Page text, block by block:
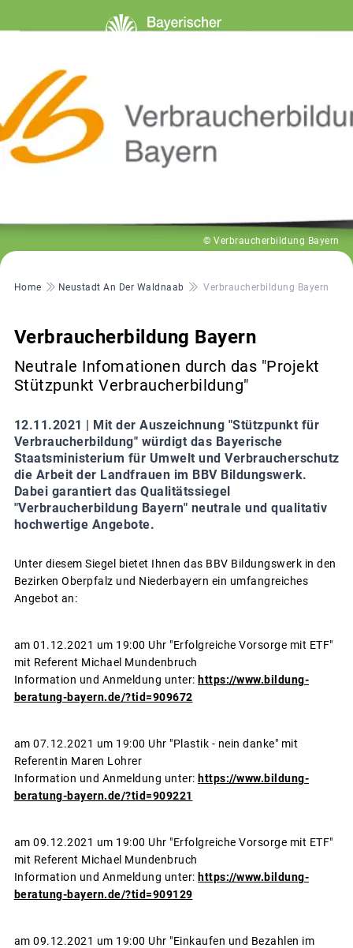
© Verbraucherbildung Bayern
Pfadnavigation
Home Neustadt An Der Waldnaab Verbraucherbildung Bayern
Verbraucherbildung Bayern
Neutrale Infomationen durch das "Projekt
Stützpunkt Verbraucherbildung"
12.11.2021 | Mit der Auszeichnung "Stützpunkt für
Verbraucherbildung" würdigt das Bayerische
Staatsministerium für Umwelt und Verbraucherschutz
die Arbeit der Landfrauen im BBV Bildungswerk.
Dabei garantiert das Qualitätssiegel
"Verbraucherbildung Bayern" neutrale und qualitativ
hochwertige Angebote.
Unter diesem Siegel bietet Ihnen das BBV Bildungswerk in den
Bezirken Oberpfalz und Niederbayern ein umfangreiches
Angebot an:
am 01.12.2021 um 19:00 Uhr "Erfolgreiche Vorsorge mit ETF"
mit Referent Michael Mundenbruch
Information und Anmeldung unter: https://www.bildung-
beratung-bayern.de/?tid=909672
am 07.12.2021 um 19:00 Uhr "Plastik - nein danke" mit
Referentin Maren Lohrer
Information und Anmeldung unter: https://www.bildung-
beratung-bayern.de/?tid=909221
am 09.12.2021 um 19:00 Uhr "Erfolgreiche Vorsorge mit ETF"
mit Referent Michael Mundenbruch
Information und Anmeldung unter: https://www.bildung-
beratung-bayern.de/?tid=909129
am 09.12.2021 um 19:00 Uhr "Einkaufen und Bezahlen im